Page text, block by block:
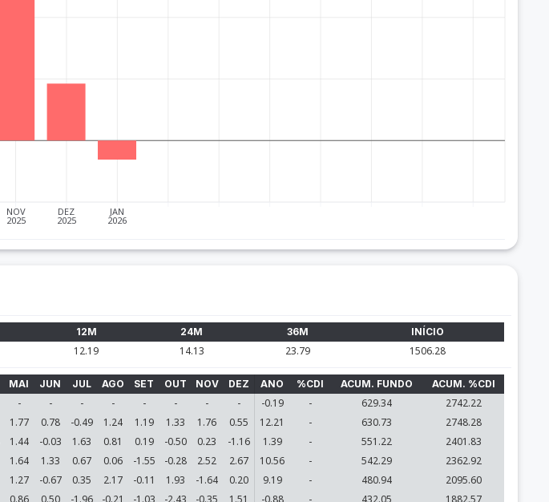
NOV
2025
DEZ
2025
JAN
2026
12M 24M 36M INÍCIO
12.19 14.13 23.79 1506.28
MAI JUN JUL AGO SET OUT NOV DEZ ANO %CDI ACUM. FUNDO
ACUM. %CDI
- - - - - - - - -0.19 - 629.34 2742.22
1.77 0.78 -0.49 1.24 1.19 1.33 1.76 0.55 12.21 - 630.73 2748.28
1.44 -0.03 1.63 0.81 0.19 -0.50 0.23 -1.16 1.39 - 551.22 2401.83
1.64 1.33 0.67 0.06 -1.55 -0.28 2.52 2.67 10.56 - 542.29 2362.92
1.27 -0.67 0.35 2.17 -0.11 1.93 -1.64 0.20 9.19 - 480.94 2095.60
0.86 0.50 -1.96 -0.21 -1.03 -2.43 -0.35 1.51 -0.88 - 432.05 1882.57